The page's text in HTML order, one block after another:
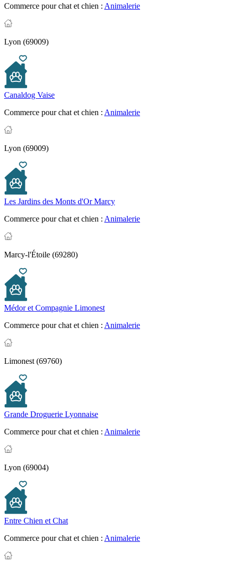
Commerce pour chat et chien : Animalerie
Lyon (69009)
Canaldog Vaise
Commerce pour chat et chien : Animalerie
Lyon (69009)
Les Jardins des Monts d'Or Marcy
Commerce pour chat et chien : Animalerie
Marcy-l'Étoile (69280)
Médor et Compagnie Limonest
Commerce pour chat et chien : Animalerie
Limonest (69760)
Grande Droguerie Lyonnaise
Commerce pour chat et chien : Animalerie
Lyon (69004)
Entre Chien et Chat
Commerce pour chat et chien : Animalerie